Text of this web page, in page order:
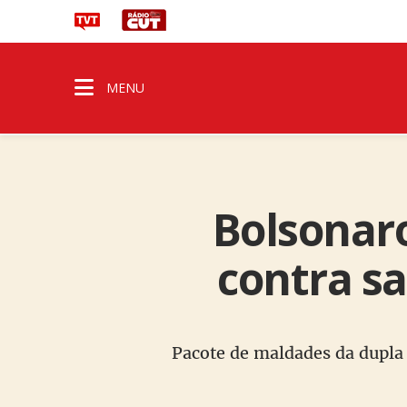
MENU
contra
Pacote de maldades da